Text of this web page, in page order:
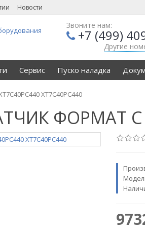
Новости
Звоните нам:
+7 (499)
Другие
Сервис Пуско наладка
XT7C40PC440
ФОРМАТ С